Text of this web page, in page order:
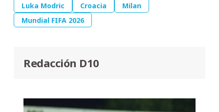
Luka Modric Croacia
Milan
Mundial FIFA 2026
Redacción D10